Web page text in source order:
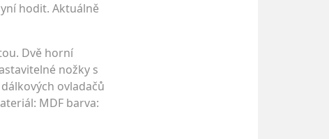
hodit. Aktuálně
Dvě horní
nožky s
ovladačů
MDF barva: